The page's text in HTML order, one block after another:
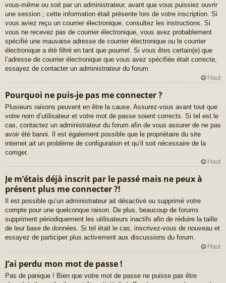
vous-même ou soit par un administrateur, avant que vous puissiez ouvrir
une session ; cette information était présente lors de votre inscription. Si
vous aviez reçu un courrier électronique, consultez les instructions. Si
vous ne recevez pas de courrier électronique, vous avez probablement
spécifié une mauvaise adresse de courrier électronique ou le courrier
électronique a été filtré en tant que pourriel. Si vous êtes certain(e) que
l’adresse de courrier électronique que vous avez spécifiée était correcte,
essayez de contacter un administrateur du forum.
Haut
Pourquoi ne puis-je pas me connecter ?
Plusieurs raisons peuvent en être la cause. Assurez-vous avant tout que
votre nom d’utilisateur et votre mot de passe soient corrects. Si tel est le
cas, contactez un administrateur du forum afin de vous assurer de ne pas
avoir été banni. Il est également possible que le propriétaire du site
internet ait un problème de configuration et qu’il soit nécessaire de la
corriger.
Haut
Je m’étais déjà inscrit par le passé mais ne peux à
présent plus me connecter ?!
Il est possible qu’un administrateur ait désactivé ou supprimé votre
compte pour une quelconque raison. De plus, beaucoup de forums
suppriment périodiquement les utilisateurs inactifs afin de réduire la taille
de leur base de données. Si tel était le cas, inscrivez-vous de nouveau et
essayez de participer plus activement aux discussions du forum.
Haut
J’ai perdu mon mot de passe !
Pas de panique ! Bien que votre mot de passe ne puisse pas être